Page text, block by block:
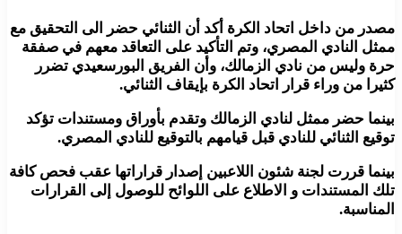
مصدر من داخل اتحاد الكرة أكد أن الثنائي حضر الى التحقيق مع
ممثل النادي المصري، وتم التأكيد على التعاقد معهم في صفقة
حرة وليس من نادي الزمالك، وأن الفريق البورسعيدي تضرر
كثيرا من وراء قرار اتحاد الكرة بإيقاف الثنائي.
بينما حضر ممثل لنادي الزمالك وتقدم بأوراق ومستندات تؤكد
توقيع الثنائي للنادي قبل قيامهم بالتوقيع للنادي المصري.
بينما قررت لجنة شئون اللاعبين إصدار قراراتها عقب فحص كافة
تلك المستندات و الاطلاع على اللوائح للوصول إلى القرارات
المناسبة.